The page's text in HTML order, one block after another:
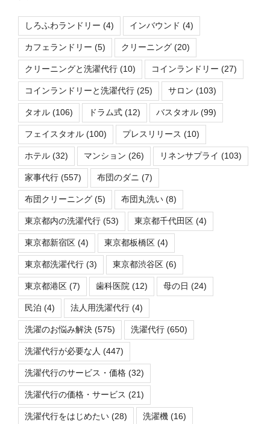
しろふわランドリー (4) インバウンド (4)
カフェランドリー (5) クリーニング (20)
クリーニングと洗濯代行 (10) コインランドリー (27)
コインランドリーと洗濯代行 (25) サロン (103)
タオル (106) ドラム式 (12) バスタオル (99)
フェイスタオル (100) プレスリリース (10)
ホテル (32) マンション (26) リネンサプライ (103)
家事代行 (557) 布団のダニ (7)
布団クリーニング (5) 布団丸洗い (8)
東京都内の洗濯代行 (53) 東京都千代田区 (4)
東京都新宿区 (4) 東京都板橋区 (4)
東京都洗濯代行 (3) 東京都渋谷区 (6)
東京都港区 (7) 歯科医院 (12) 母の日 (24)
民泊 (4) 法人用洗濯代行 (4)
洗濯のお悩み解決 (575) 洗濯代行 (650)
洗濯代行が必要な人 (447)
洗濯代行のサービス・価格 (32)
洗濯代行の価格・サービス (21)
洗濯代行をはじめたい (28) 洗濯機 (16)